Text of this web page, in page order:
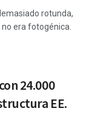
rotunda,
era fotogénica.
24.000
EE.